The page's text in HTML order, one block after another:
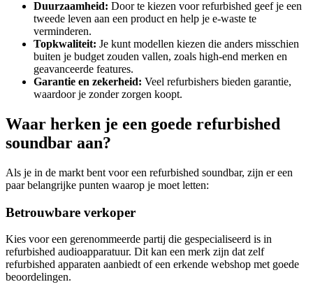
Duurzaamheid: Door te kiezen voor refurbished geef je een
tweede leven aan een product en help je e-waste te
verminderen.
Topkwaliteit: Je kunt modellen kiezen die anders misschien
buiten je budget zouden vallen, zoals high-end merken en
geavanceerde features.
Garantie en zekerheid: Veel refurbishers bieden garantie,
waardoor je zonder zorgen koopt.
Waar herken je een goede refurbished
soundbar aan?
Als je in de markt bent voor een refurbished soundbar, zijn er een
paar belangrijke punten waarop je moet letten:
Betrouwbare verkoper
Kies voor een gerenommeerde partij die gespecialiseerd is in
refurbished audioapparatuur. Dit kan een merk zijn dat zelf
refurbished apparaten aanbiedt of een erkende webshop met goede
beoordelingen.